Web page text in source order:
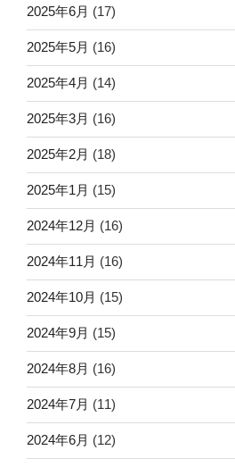
2025年6月 (17)
2025年5月 (16)
2025年4月 (14)
2025年3月 (16)
2025年2月 (18)
2025年1月 (15)
2024年12月 (16)
2024年11月 (16)
2024年10月 (15)
2024年9月 (15)
2024年8月 (16)
2024年7月 (11)
2024年6月 (12)